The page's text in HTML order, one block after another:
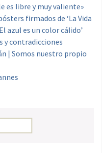
es libre y muy valiente»
firmados de ‘La Vida
azul es un color cálido’
y contradicciones
| Somos nuestro propio